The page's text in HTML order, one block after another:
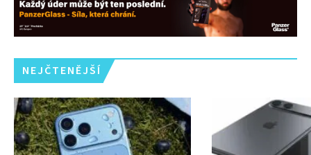
NEJČTENĚJŠÍ